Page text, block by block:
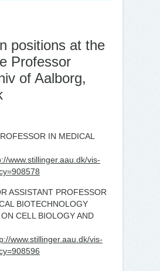
positions at the
Professor
of Aalborg,
IN MEDICAL
www.stillinger.aau.dk/vis-
ASSISTANT PROFESSOR
BIOTECHNOLOGY
CELL BIOLOGY AND
www.stillinger.aau.dk/vis-